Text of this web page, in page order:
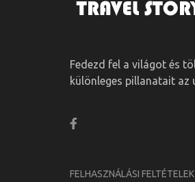
Fedezd fel a világot és
különleges pillanatait az
FELHASZNÁLÁSI FELTÉTELEK